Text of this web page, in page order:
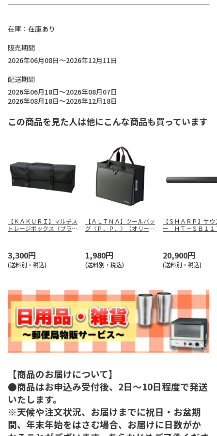
在庫
在庫あり
販売期間
2026年06月08日～2026年12月11日
配送期間
2026年06月18日～2026年08月07日
2026年08月18日～2026年12月18日
この商品を見た人は他にこんな商品も買っています
【ＫＡＫＵＲＩ】マルチス
トレージボックス（ブラッ
3,300円
(送料別・税込)
【ＡＬＴＮＡ】ツールバッ
グ〈Ｐ．Ｐ．〉（オリー
1,980円
(送料別・税込)
【ＳＨＡＲＰ】サ
ー ＨＴ－ＳＢ１１
20,900円
(送料別・税込)
【商品のお届けについて】
●商品はお申込み受付後、2日～10日程度で発送
いたします。
※天候や注文状況、お届けまでに祝日・お盆期
間、年末年始をはさむ場合、お届けに日数がか